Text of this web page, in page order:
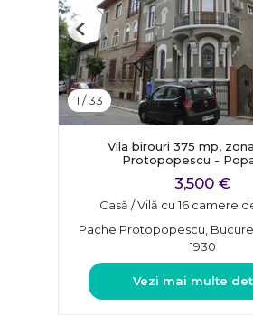
1 /33
Previous
Vila birouri 375 mp,
Protopopescu -
3,500 €
Casă / Vilă cu 16 camere
Pache Protopopescu,
1930
Vezi mai multe